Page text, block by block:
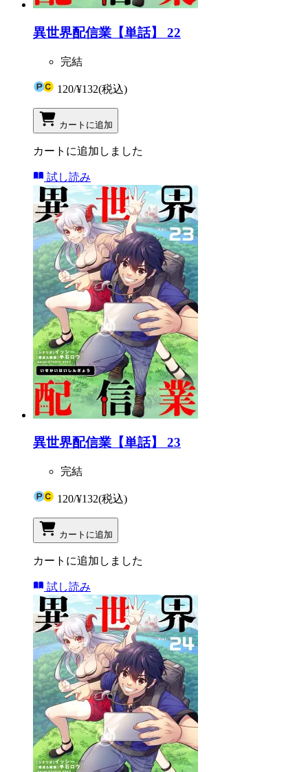
異世界配信業【単話】 22
完結
120/¥132(税込)
カートに追加
カートに追加しました
試し読み
異世界配信業【単話】 23
完結
120/¥132(税込)
カートに追加
カートに追加しました
試し読み